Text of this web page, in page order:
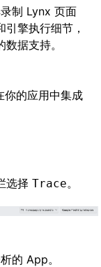
制 Lynx 页面
擎执行细节，
据支持。
你的应用中集成
选择 Trace。
的 App。